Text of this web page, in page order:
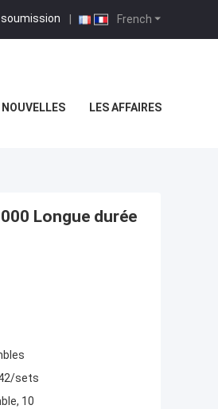
French
soumission |
NOUVELLES LES AFFAIRES
Longue durée
sets
10